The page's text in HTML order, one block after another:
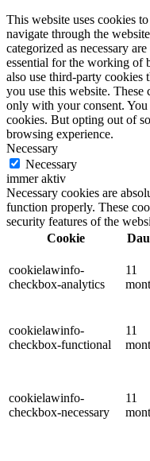
This website uses cookies
navigate through the
categorized as necessary
essential for the working of
also use third-party cookies
you use this website.
only with your consent.
cookies. But opting out of
browsing experience.
Necessary
Necessary
immer aktiv
Necessary cookies are
function properly. These
security features of the
Cookie
cookielawinfo-
checkbox-analytics
11
cookielawinfo-
checkbox-functional
11
cookielawinfo-
checkbox-necessary
11